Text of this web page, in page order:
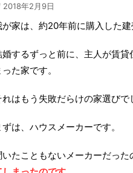
2018年2月9日
が家は、約20年前に購入した建
婚するずっと前に、主人が賃
った家です。
れはもう失敗だらけの家選びで
ずは、ハウスメーカーです。
いたこともないメーカーだった